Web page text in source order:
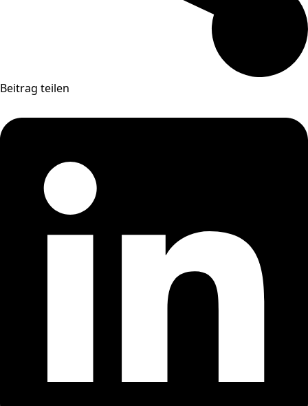
Beitrag teilen